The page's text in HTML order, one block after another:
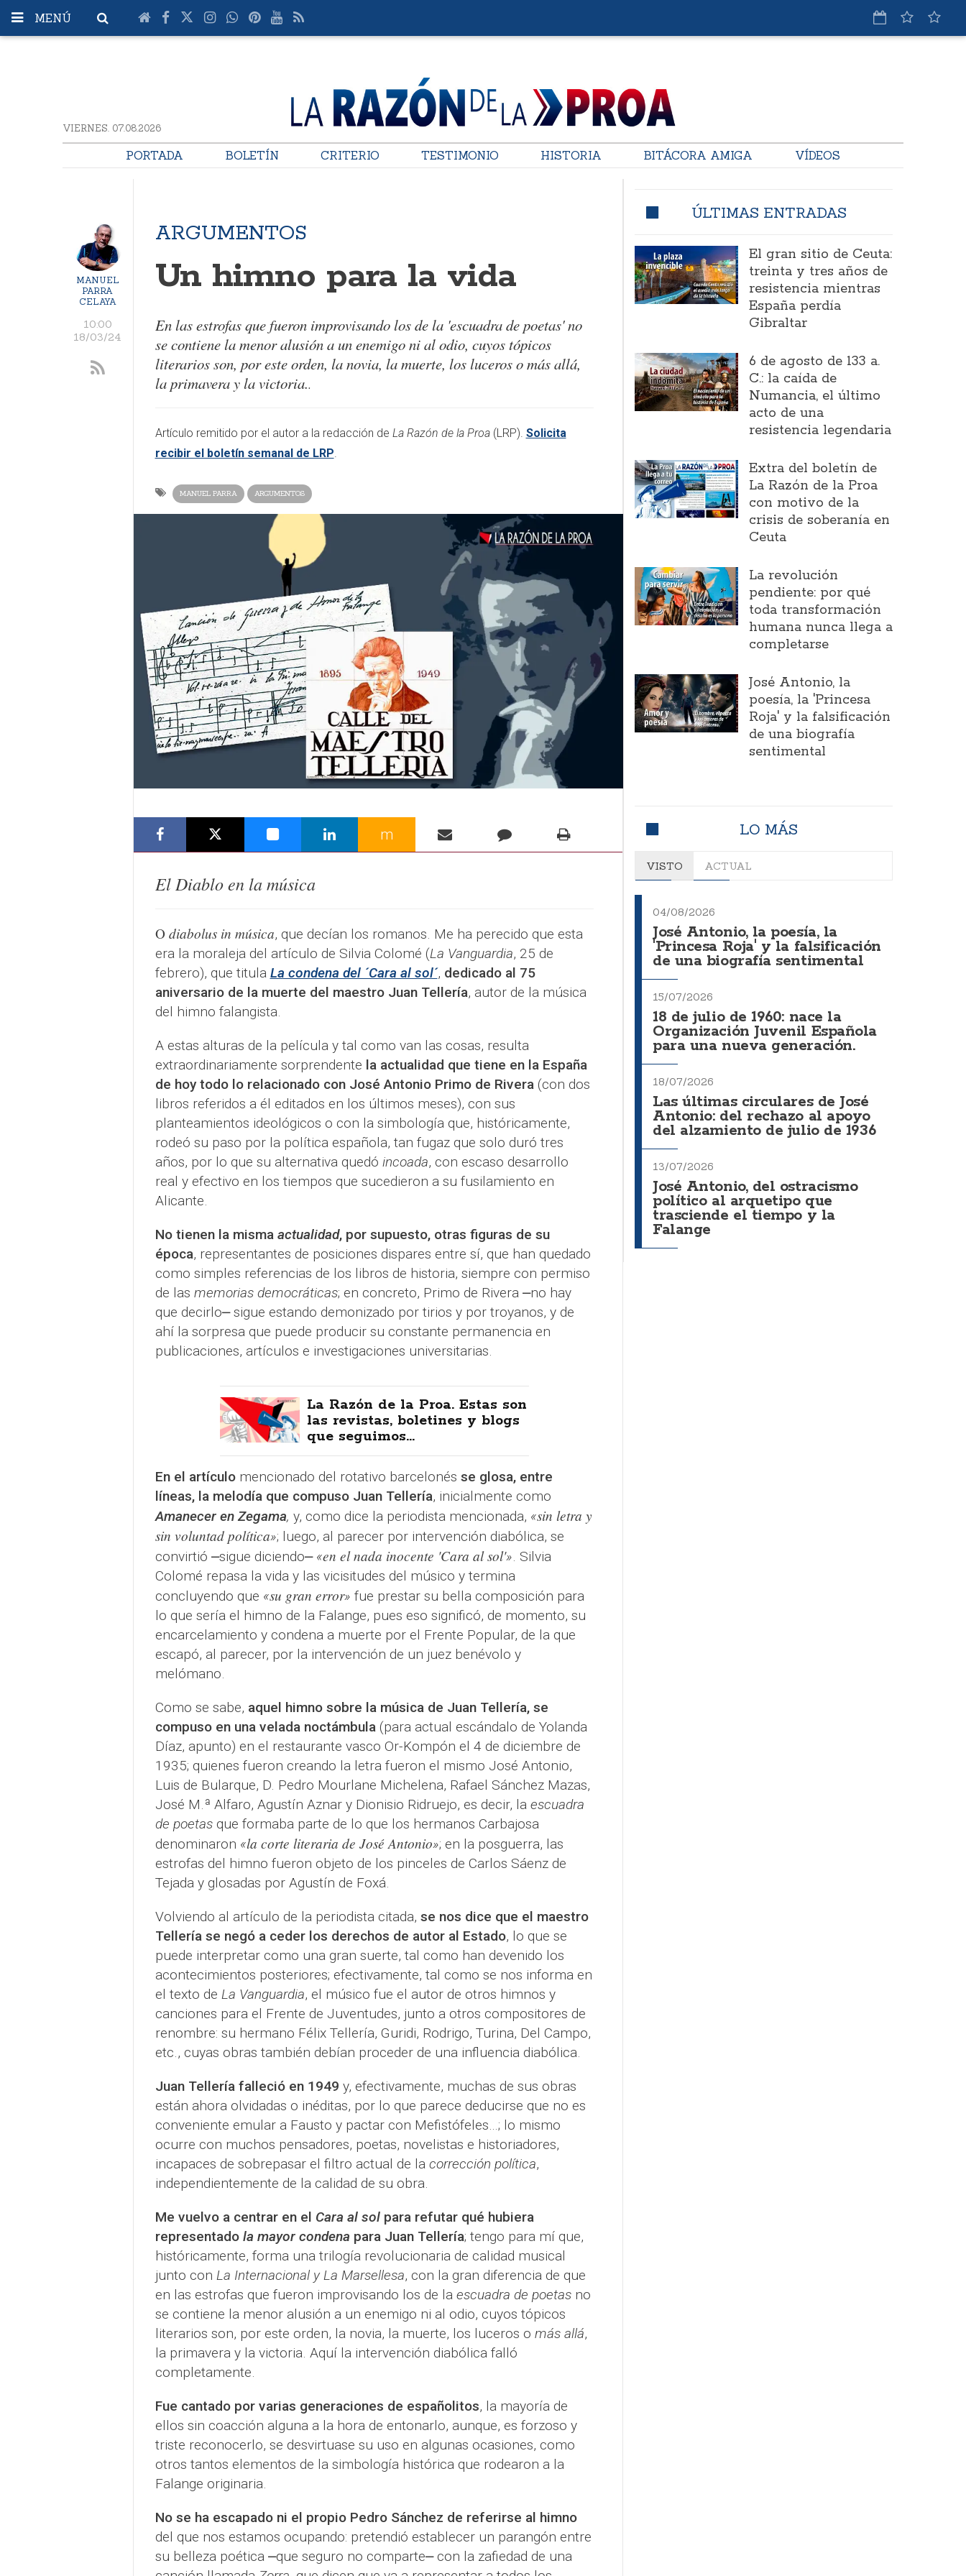
MENÚ
VIERNES. 07.08.2026
PORTADA BOLETÍN CRITERIO TESTIMONIO HISTORIA BITÁCORA AMIGA VÍDEOS
MANUEL
PARRA
CELAYA
10:00
18/03/24
ARGUMENTOS
Un himno para la vida
En las estrofas que fueron improvisando los de la 'escuadra de poetas' no
se contiene la menor alusión a un enemigo ni al odio, cuyos tópicos
literarios son, por este orden, la novia, la muerte, los luceros o más allá,
la primavera y la victoria..
​Artículo remitido por el autor a la redacción de La Razón de la Proa(LRP). Solicita
recibir el boletín semanal de LRP.
MANUEL PARRA ARGUMENTOS
m
El Diablo en la música
O diabolus in música, que decían los romanos. Me ha perecido que esta
era la moraleja del artículo de Silvia Colomé (La Vanguardia, 25 de
febrero), que titula La condena del ´Cara al sol´, dedicado al 75
aniversario de la muerte del maestro Juan Tellería, autor de la música
del himno falangista.
A estas alturas de la película y tal como van las cosas, resulta
extraordinariamente sorprendente la actualidad que tiene en la España
de hoy todo lo relacionado con José Antonio Primo de Rivera(con dos
libros referidos a él editados en los últimos meses), con sus
planteamientos ideológicos o con la simbología que, históricamente,
rodeó su paso por la política española, tan fugaz que solo duró tres
años, por lo que su alternativa quedó incoada, con escaso desarrollo
real y efectivo en los tiempos que sucedieron a su fusilamiento en
Alicante.
No tienen la misma actualidad, por supuesto, otras figuras de su
época, representantes de posiciones dispares entre sí, que han quedado
como simples referencias de los libros de historia, siempre con permiso
de las memorias democráticas; en concreto, Primo de Rivera ⎼no hay
que decirlo⎼ sigue estando demonizado por tirios y por troyanos, y de
ahí la sorpresa que puede producir su constante permanencia en
publicaciones, artículos e investigaciones universitarias.
La Razón de la Proa. Estas son
las revistas, boletines y blogs
que seguimos...
En el artículomencionado del rotativo barcelonés se glosa, entre
líneas, la melodía que compuso Juan Tellería, inicialmente como
Amanecer en Zegama, y, como dice la periodista mencionada, «sin letra y
sin voluntad política»​; luego, al parecer por intervención diabólica, se
convirtió ⎼sigue diciendo⎼ «en el nada inocente 'Cara al sol'». Silvia
Colomé repasa la vida y las vicisitudes del músico y termina
concluyendo que «su gran error» fue prestar su bella composición para
lo que sería el himno de la Falange, pues eso significó, de momento, su
encarcelamiento y condena a muerte por el Frente Popular, de la que
escapó, al parecer, por la intervención de un juez benévolo y
melómano.
Como se sabe, aquel himno sobre la música de Juan Tellería, se
compuso en una velada noctámbula(para actual escándalo de Yolanda
Díaz, apunto) en el restaurante vasco Or-Kompón el 4 de diciembre de
1935; quienes fueron creando la letra fueron el mismo José Antonio,
Luis de Bularque, D. Pedro Mourlane Michelena, Rafael Sánchez Mazas,
José M.ª Alfaro, Agustín Aznar y Dionisio Ridruejo, es decir, la escuadra
de poetasque formaba parte de lo que los hermanos Carbajosa
denominaron «la corte literaria de José Antonio»; en la posguerra, las
estrofas del himno fueron objeto de los pinceles de Carlos Sáenz de
Tejada y glosadas por Agustín de Foxá.
Volviendo al artículo de la periodista citada, se nos dice que el maestro
Tellería se negó a ceder los derechos de autor al Estado, lo que se
puede interpretar como una gran suerte, tal como han devenido los
acontecimientos posteriores; efectivamente, tal como se nos informa en
el texto de La Vanguardia, el músico fue el autor de otros himnos y
canciones para el Frente de Juventudes, junto a otros compositores de
renombre: su hermano Félix Tellería, Guridi, Rodrigo, Turina, Del Campo,
etc., cuyas obras también debían proceder de una influencia diabólica.
Juan Tellería falleció en 1949 y, efectivamente, muchas de sus obras
están ahora olvidadas o inéditas, por lo que parece deducirse que no es
conveniente emular a Fausto y pactar con Mefistófeles…; lo mismo
ocurre con muchos pensadores, poetas, novelistas e historiadores,
incapaces de sobrepasar el filtro actual de la corrección política,
independientemente de la calidad de su obra.
Me vuelvo a centrar en el Cara al sol para refutar qué hubiera
representado la mayor condena para Juan Tellería; tengo para mí que,
históricamente, forma una trilogía revolucionaria de calidad musical
junto con La Internacional y La Marsellesa, con la gran diferencia de que
en las estrofas que fueron improvisando los de la escuadra de poetasno
se contiene la menor alusión a un enemigo ni al odio, cuyos tópicos
literarios son, por este orden, la novia, la muerte, los luceros o más allá,
la primavera y la victoria. Aquí la intervención diabólica falló
completamente.
Fue cantado por varias generaciones de españolitos, la mayoría de
ellos sin coacción alguna a la hora de entonarlo, aunque, es forzoso y
triste reconocerlo, se desvirtuase su uso en algunas ocasiones, como
otros tantos elementos de la simbología histórica que rodearon a la
Falange originaria.
No se ha escapado ni el propio Pedro Sánchez de referirse al himno
del que nos estamos ocupando: pretendió establecer un parangón entre
su belleza poética ⎼que seguro no comparte⎼ con la zafiedad de una
ÚLTIMAS ENTRADAS
El gran sitio de Ceuta:
treinta y tres años de
resistencia mientras
España perdía
Gibraltar
6 de agosto de 133 a.
C.: la caída de
Numancia, el último
acto de una
resistencia legendaria
Extra del boletín de
La Razón de la Proa
con motivo de la
crisis de soberanía en
Ceuta
La revolución
pendiente: por qué
toda transformación
humana nunca llega a
completarse
José Antonio, la
poesía, la 'Princesa
Roja' y la falsificación
de una biografía
sentimental
LO MÁS
VISTO ACTUAL
04/08/2026
José Antonio, la poesía, la
'Princesa Roja' y la falsificación
de una biografía sentimental
15/07/2026
18 de julio de 1960: nace la
Organización Juvenil Española
para una nueva generación.
18/07/2026
Las últimas circulares de José
Antonio: del rechazo al apoyo
del alzamiento de julio de 1936
13/07/2026
José Antonio, del ostracismo
político al arquetipo que
trasciende el tiempo y la
Falange